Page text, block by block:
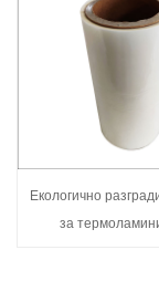
Екологично
за